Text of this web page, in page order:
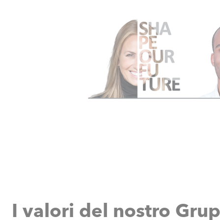
I valori del nostro